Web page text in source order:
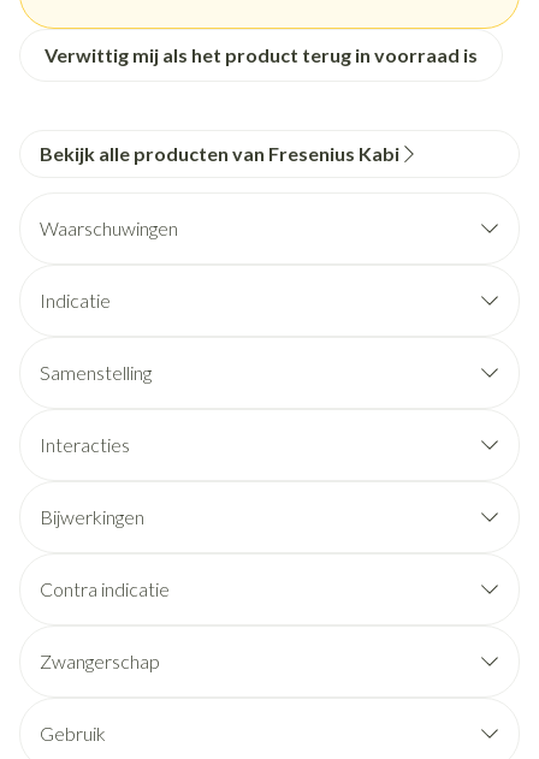
Verwittig mij als het product terug in voorraad is
Bekijk alle producten van Fresenius Kabi
Waarschuwingen
Indicatie
Samenstelling
Interacties
Bijwerkingen
Contra indicatie
Zwangerschap
Gebruik